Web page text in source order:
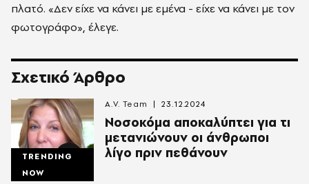
πλατό. «Δεν είχε να κάνει με εμένα - είχε να κάνει με τον
φωτογράφο», έλεγε.
Σχετικό Άρθρο
TRENDING
NOW
Νοσοκόμα αποκαλύπτει για τι
μετανιώνουν οι άνθρωποι
λίγο πριν πεθάνουν
A.V. Team 23.12.2024